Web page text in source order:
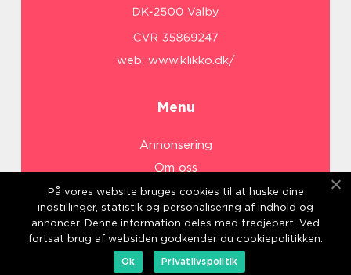
web: www.klikko.dk/
Menu
Annonsering
Om oss
Cookies
Kontakta oss
Sitemap
På vores website bruges cookies til at huske dine
indstillinger, statistik og personalisering af indhold og
annoncer. Denne information deles med tredjepart. Ved
fortsat brug af websiden godkender du cookiepolitikken.
Ok
Privatlivspolitik